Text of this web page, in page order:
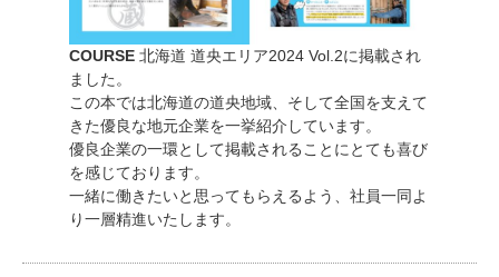
COURSE 北海道 道央エリア2024 Vol.2に掲載され
ました。
この本では北海道の道央地域、そして全国を支えて
きた優良な地元企業を一挙紹介しています。
優良企業の一環として掲載されることにとても喜び
を感じております。
一緒に働きたいと思ってもらえるよう、社員一同よ
り一層精進いたします。